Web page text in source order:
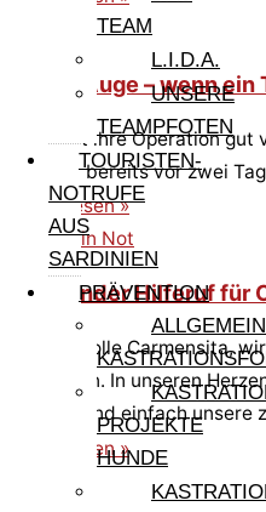
TEAM
L.I.D.A.
UNSERE
TEAMPFOTEN
TOURISTEN-
NOTRUFE
AUS
SARDINIEN
PRÄVENTION
PROJEKTE
HUNDE
Callas Auge – wenn
Calla hat ihre Operation
konnten bereits vor zwei
Weiterlesen »
Dringender Hilferuf für
Wundervolle Carmensita,
vermissen. In unseren
fröhlich und einfach unsere
Weiterlesen »